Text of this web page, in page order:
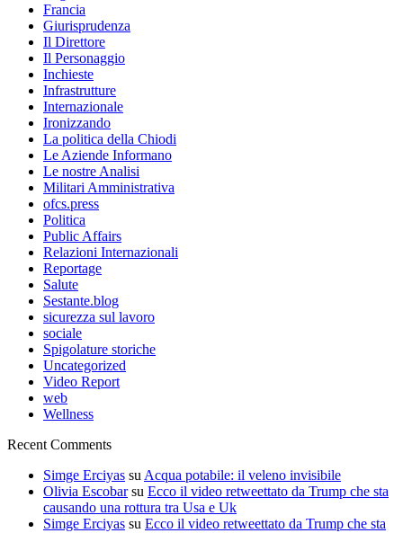
Francia
Giurisprudenza
Il Direttore
Il Personaggio
Inchieste
Infrastrutture
Internazionale
Ironizzando
La politica della Chiodi
Le Aziende Informano
Le nostre Analisi
Militari Amministrativa
ofcs.press
Politica
Public Affairs
Relazioni Internazionali
Reportage
Salute
Sestante.blog
sicurezza sul lavoro
sociale
Spigolature storiche
Uncategorized
Video Report
web
Wellness
Recent Comments
Simge Erciyas su Acqua potabile: il veleno invisibile
Olivia Escobarsu Ecco il video retweettato da Trump che sta
causando una rottura tra Usa e Uk
Simge Erciyas su Ecco il video retweettato da Trump che sta